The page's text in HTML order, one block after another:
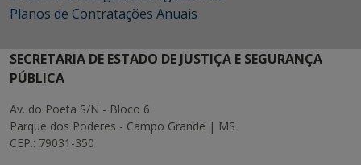
Planos de Contratações Anuais
SECRETARIA DE ESTADO DE JUSTIÇA E SEGURANÇA
PÚBLICA
Av. do Poeta S/N - Bloco 6
Parque dos Poderes - Campo Grande | MS
CEP.: 79031-350